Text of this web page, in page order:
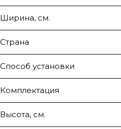
Ширина, см.
Страна
Способ установки
Комплектация
Высота, см.